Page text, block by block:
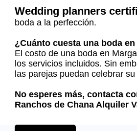
Wedding planners
boda a la perfección.
¿Cuánto cuesta una boda
El costo de una boda en
los servicios incluidos. Sin
las parejas puedan celebrar
No esperes más, contacta
Ranchos de Chana Alquiler